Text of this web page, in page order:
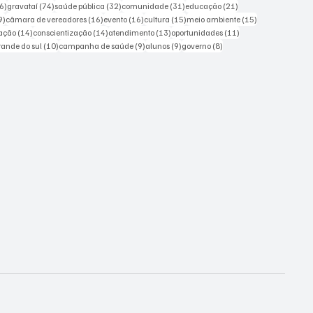
226 posts
gravataí (74)74 posts
saúde pública (32)32 posts
comunidade (31)31 posts
educação (21)
19 posts
câmara de vereadores (16)16 posts
evento (16)16 posts
cultura (15)15 posts
meio ambiente (15)
(14)14 posts
conscientização (14)14 posts
atendimento (13)13 posts
oportunidades (11)
do sul (10)10 posts
campanha de saúde (9)9 posts
alunos (9)9 posts
governo (8)